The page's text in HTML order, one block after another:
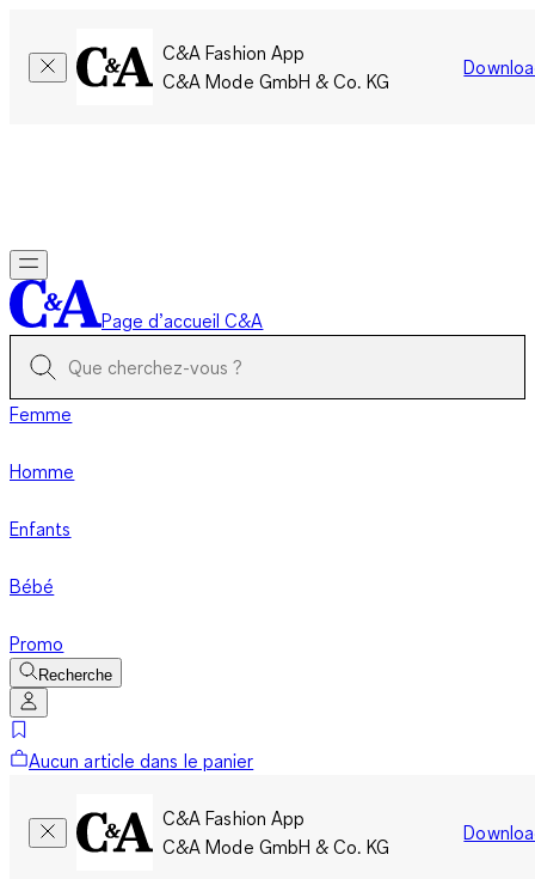
C&A Fashion App
C&A Mode GmbH & Co. KG
Page d’accueil C&A
Femme
Homme
Enfants
Bébé
Promo
Recherche
Aucun article dans le panier
C&A Fashion App
C&A Mode GmbH & Co. KG